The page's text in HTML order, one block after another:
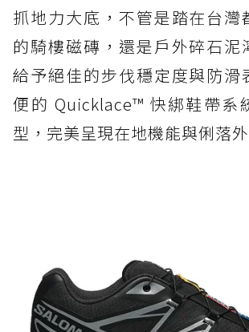
抓地力大底，不管是踏在台灣
的騎樓磁磚，還是戶外碎石泥
給予絕佳的步伐穩定度與防滑
便的 Quicklace™ 快綁鞋帶系
型，完美呈現在地機能與俐落外